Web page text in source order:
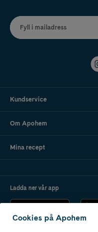
Fyll i mailadress
Kundservice
Om Apohem
Mina recept
Ladda ner vår app
Cookies på Apohem